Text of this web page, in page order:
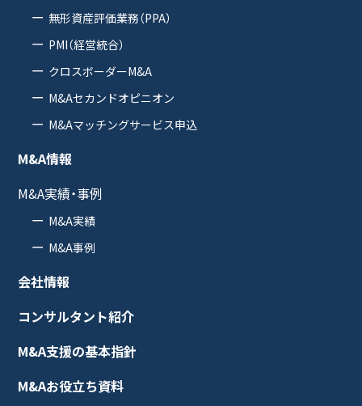
無形資産評価業務（PPA）
PMI（経営統合）
クロスボーダーM&A
M&Aセカンドオピニオン
M&Aマッチングサービス申込
M&A情報
M&A実績・事例
M&A実績
M&A事例
会社情報
コンサルタント紹介
M&A支援の基本指針
M&Aお役立ち資料